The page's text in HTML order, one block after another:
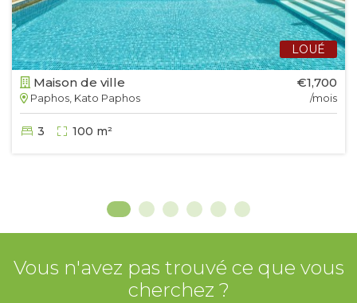
LOUÉ
Maison de ville
Paphos, Kato Paphos
€1,700
/mois
3 100 m²
Vous n'avez pas trouvé ce que vous
cherchez ?